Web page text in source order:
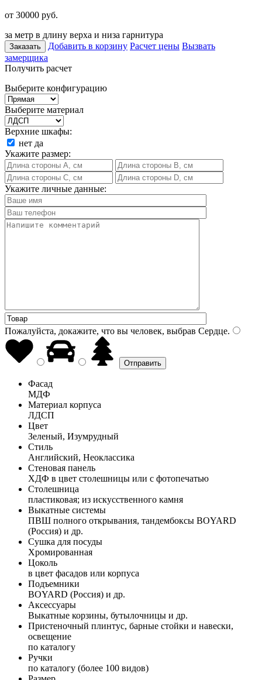
от 30000 руб.
за метр в длину верха и низа гарнитура
Заказать Добавить в корзину Расчет цены Вызвать
замерщика
Получить расчет
Выберите конфигурацию
Выберите материал
Верхние шкафы:
нет да
Укажите размер:
Укажите личные данные:
Пожалуйста, докажите, что вы человек, выбрав Сердце.
Фасад
МДФ
Материал корпуса
ЛДСП
Цвет
Зеленый, Изумрудный
Стиль
Английский, Неоклассика
Стеновая панель
ХДФ в цвет столешницы или с фотопечатью
Столешница
пластиковая; из искусственного камня
Выкатные системы
ПВШ полного открывания, тандембоксы BOYARD
(Россия) и др.
Сушка для посуды
Хромированная
Цоколь
в цвет фасадов или корпуса
Подъемники
BOYARD (Россия) и др.
Аксессуары
Выкатные корзины, бутылочницы и др.
Пристеночный плинтус, барные стойки и навески,
освещение
по каталогу
Ручки
по каталогу (более 100 видов)